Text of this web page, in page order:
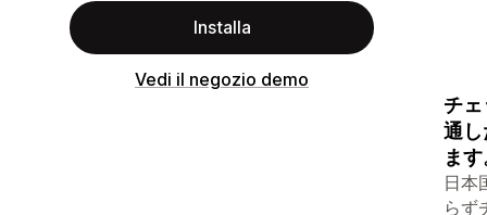
Installa
Vedi il negozio demo
チ
通し
ま
日本
らず